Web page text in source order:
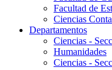
Facultad de
Ciencias
Departamentos
Ciencias -
Humanidades
Ciencias -